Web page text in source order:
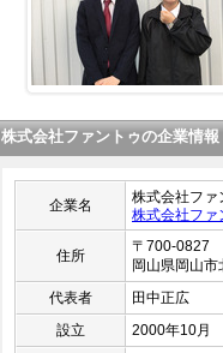
株式会社ファントゥの企業情報
企業名
株式会社ファ
株式会社ファ
住所
〒700-0827
岡山県岡山市
代表者
田中正広
設立
2000年10月